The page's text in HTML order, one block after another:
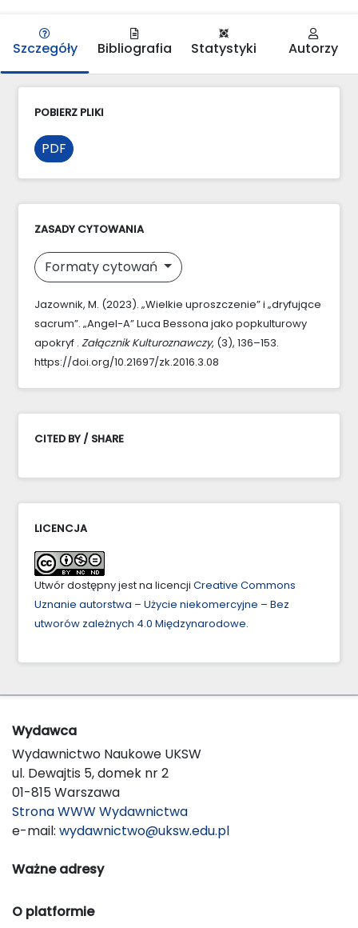
Szczegóły Bibliografia Statystyki Autorzy
POBIERZ PLIKI
PDF
ZASADY CYTOWANIA
Formaty cytowań
Jazownik, M. (2023). „Wielkie uproszczenie” i „dryfujące
sacrum”. „Angel-A” Luca Bessona jako popkulturowy
apokryf . Załącznik Kulturoznawczy, (3), 136–153.
https://doi.org/10.21697/zk.2016.3.08
CITED BY / SHARE
LICENCJA
Utwór dostępny jest na licencji Creative Commons
Uznanie autorstwa – Użycie niekomercyjne – Bez
utworów zależnych 4.0 Międzynarodowe.
Wydawca
Wydawnictwo Naukowe UKSW
ul. Dewajtis 5, domek nr 2
01-815 Warszawa
Strona WWW Wydawnictwa
e-mail: wydawnictwo@uksw.edu.pl
Ważne adresy
O platformie